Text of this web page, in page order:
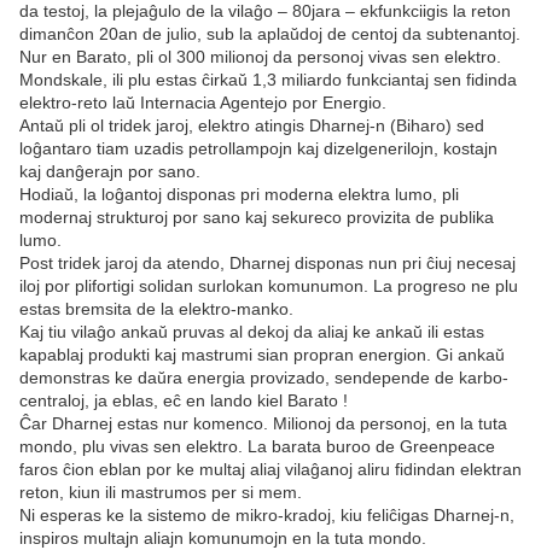
da testoj, la plejaĝulo de la vilaĝo – 80jara – ekfunkciigis la reton
dimanĉon 20an de julio, sub la aplaŭdoj de centoj da subtenantoj.
Nur en Barato, pli ol 300 milionoj da personoj vivas sen elektro.
Mondskale, ili plu estas ĉirkaŭ 1,3 miliardo funkciantaj sen fidinda
elektro-reto laŭ Internacia Agentejo por Energio.
Antaŭ pli ol tridek jaroj, elektro atingis Dharnej-n (Biharo) sed
loĝantaro tiam uzadis petrollampojn kaj dizelgenerilojn, kostajn
kaj danĝerajn por sano.
Hodiaŭ, la loĝantoj disponas pri moderna elektra lumo, pli
modernaj strukturoj por sano kaj sekureco provizita de publika
lumo.
Post tridek jaroj da atendo, Dharnej disponas nun pri ĉiuj necesaj
iloj por plifortigi solidan surlokan komunumon. La progreso ne plu
estas bremsita de la elektro-manko.
Kaj tiu vilaĝo ankaŭ pruvas al dekoj da aliaj ke ankaŭ ili estas
kapablaj produkti kaj mastrumi sian propran energion. Gi ankaŭ
demonstras ke daŭra energia provizado, sendepende de karbo-
centraloj, ja eblas, eĉ en lando kiel Barato !
Ĉar Dharnej estas nur komenco. Milionoj da personoj, en la tuta
mondo, plu vivas sen elektro. La barata buroo de Greenpeace
faros ĉion eblan por ke multaj aliaj vilaĝanoj aliru fidindan elektran
reton, kiun ili mastrumos per si mem.
Ni esperas ke la sistemo de mikro-kradoj, kiu feliĉigas Dharnej-n,
inspiros multajn aliajn komunumojn en la tuta mondo.